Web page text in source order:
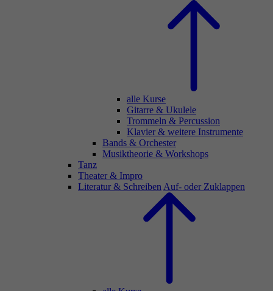
alle Kurse
Gitarre & Ukulele
Trommeln & Percussion
Klavier & weitere Instrumente
Bands & Orchester
Musiktheorie & Workshops
Tanz
Theater & Impro
Literatur & Schreiben Auf- oder Zuklappen